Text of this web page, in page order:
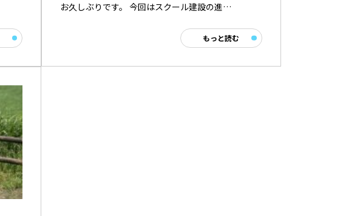
お久しぶりです。 今回はスクール建設の進…
もっと読む